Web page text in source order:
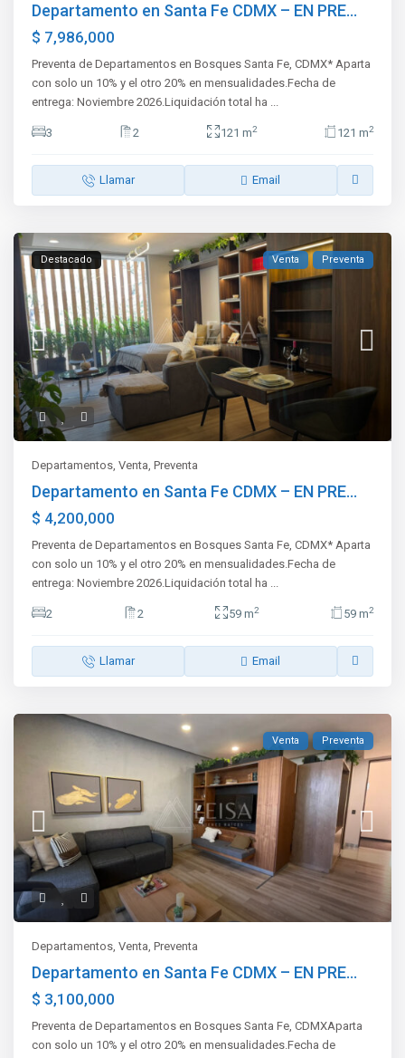
Departamento en Santa Fe CDMX – EN PRE...
$ 7,986,000
Preventa de Departamentos en Bosques Santa Fe, CDMX* Aparta
con solo un 10% y el otro 20% en mensualidades.Fecha de
entrega: Noviembre 2026.Liquidación total ha ...
3 2 121 m2 121 m2
Llamar Email
Destacado Venta Preventa
Departamentos,Venta,Preventa
Departamento en Santa Fe CDMX – EN PRE...
$ 4,200,000
Preventa de Departamentos en Bosques Santa Fe, CDMX* Aparta
con solo un 10% y el otro 20% en mensualidades.Fecha de
entrega: Noviembre 2026.Liquidación total ha ...
2 2 59 m2 59 m2
Llamar Email
Venta Preventa
Departamentos,Venta,Preventa
Departamento en Santa Fe CDMX – EN PRE...
$ 3,100,000
Preventa de Departamentos en Bosques Santa Fe, CDMXAparta
con solo un 10% y el otro 20% en mensualidades.Fecha de